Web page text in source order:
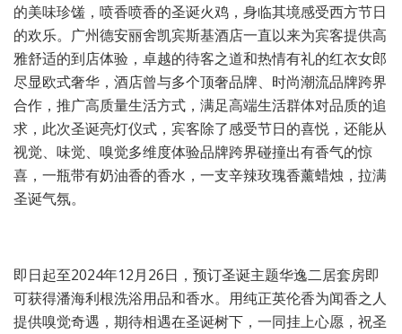
的美味珍馐，喷香喷香的圣诞火鸡，身临其境感受西方节日
的欢乐。广州德安丽舍凯宾斯基酒店一直以来为宾客提供高
雅舒适的到店体验，卓越的待客之道和热情有礼的红衣女郎
尽显欧式奢华，酒店曾与多个顶奢品牌、时尚潮流品牌跨界
合作，推广高质量生活方式，满足高端生活群体对品质的追
求，此次圣诞亮灯仪式，宾客除了感受节日的喜悦，还能从
视觉、味觉、嗅觉多维度体验品牌跨界碰撞出有香气的惊
喜，一瓶带有奶油香的香水，一支辛辣玫瑰香薰蜡烛，拉满
圣诞气氛。
即日起至2024年12月26日，预订圣诞主题华逸二居套房即
可获得潘海利根洗浴用品和香水。用纯正英伦香为闻香之人
提供嗅觉奇遇，期待相遇在圣诞树下，一同挂上心愿，祝圣